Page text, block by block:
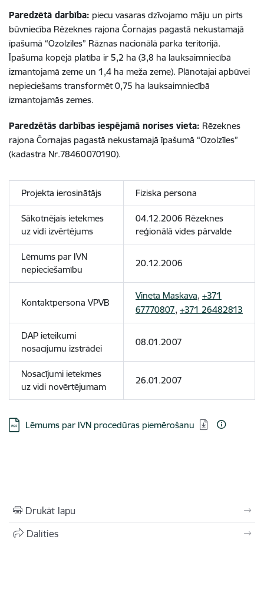
Paredzētā darbība: piecu vasaras dzīvojamo māju un pirts
būvniecība Rēzeknes rajona Čornajas pagastā nekustamajā
īpašumā “Ozolzīles” Rāznas nacionālā parka teritorijā.
Īpašuma kopējā platība ir 5,2 ha (3,8 ha lauksaimniecībā
izmantojamā zeme un 1,4 ha meža zeme). Plānotajai apbūvei
nepieciešams transformēt 0,75 ha lauksaimniecībā
izmantojamās zemes.
Paredzētās darbības iespējamā norises vieta: Rēzeknes
rajona Čornajas pagastā nekustamajā īpašumā “Ozolzīles”
(kadastra Nr.78460070190).
Projekta ierosinātājs Fiziska persona
Sākotnējais ietekmes
uz vidi izvērtējums
04.12.2006 Rēzeknes
reģionālā vides pārvalde
Lēmums par IVN
nepieciešamību
20.12.2006
Kontaktpersona VPVB
Vineta Maskava, +371
67770807, +371 26482813
DAP ieteikumi
nosacījumu izstrādei
08.01.2007
Nosacījumi ietekmes
uz vidi novērtējumam
26.01.2007
Lejupielādēt:
Lēmums par IVN procedūras piemērošanu
Drukāt lapu
Dalīties